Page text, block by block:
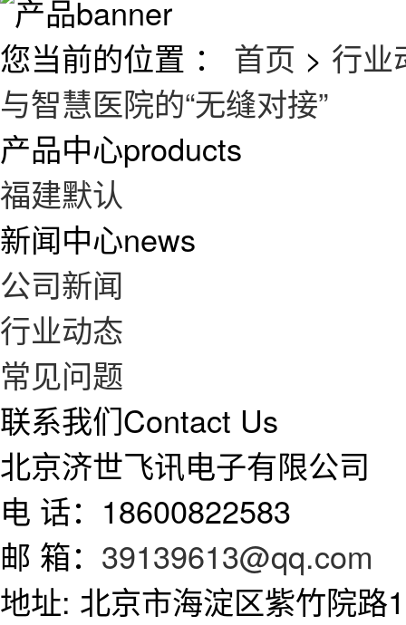
您当前的位置 ： 首页 > 行业
与智慧医院的“无缝对接”
产品中心products
福建默认
新闻中心news
公司新闻
行业动态
常见问题
联系我们Contact Us
北京济世飞讯电子有限公司
电 话：18600822583
邮 箱： 39139613@qq.com
地址: 北京市海淀区紫竹院路